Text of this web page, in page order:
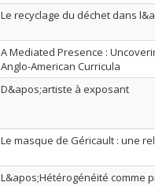
Le recyclage du déchet dans
A Mediated Presence :
Anglo-American Curricula
D&apos;artiste à exposant
Le masque de Géricault : une
L&apos;Hétérogénéité comme